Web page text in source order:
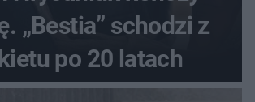
„Bestia” schodzi z
po 20 latach